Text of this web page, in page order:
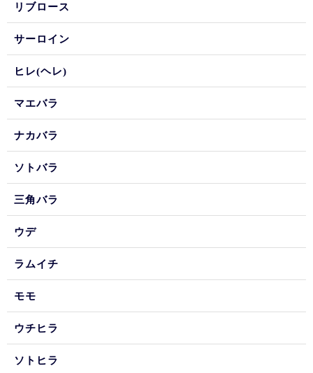
リブロース
サーロイン
ヒレ(ヘレ)
マエバラ
ナカバラ
ソトバラ
三角バラ
ウデ
ラムイチ
モモ
ウチヒラ
ソトヒラ